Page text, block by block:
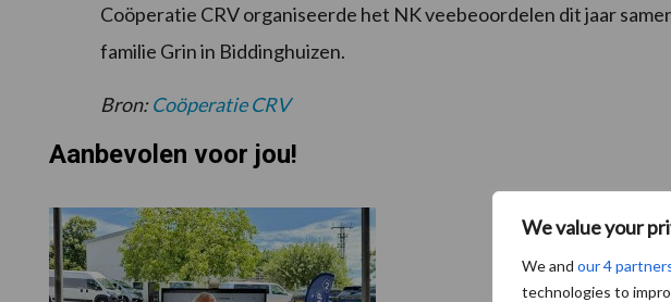
We value your
We and our 4
technologies to
Coöperatie CRV organiseerde het NK veebeoordelen dit jaar
familie Grin in Biddinghuizen.
Bron:Coöperatie CRV
Aanbevolen voor jou!